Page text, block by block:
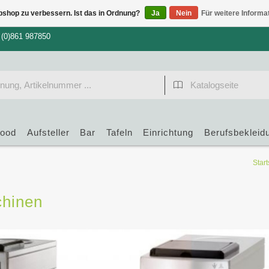
987850
Aufsteller Bar Tafeln Einrichtung
zu verbessern. Ist das in Ordnung? Ja Nein Für weitere